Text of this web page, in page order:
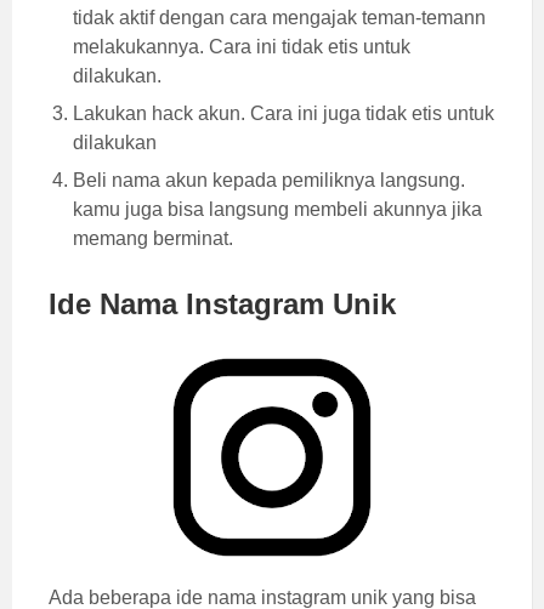
tidak aktif dengan cara mengajak teman-temann
melakukannya. Cara ini tidak etis untuk
dilakukan.
Lakukan hack akun. Cara ini juga tidak etis untuk
dilakukan
Beli nama akun kepada pemiliknya langsung.
kamu juga bisa langsung membeli akunnya jika
memang berminat.
Ide Nama Instagram Unik
Ada beberapa ide nama instagram unik yang bisa